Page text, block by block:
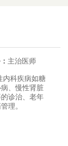
主治医师
内科疾病如糖
、慢性肾脏
诊治、老年
理。